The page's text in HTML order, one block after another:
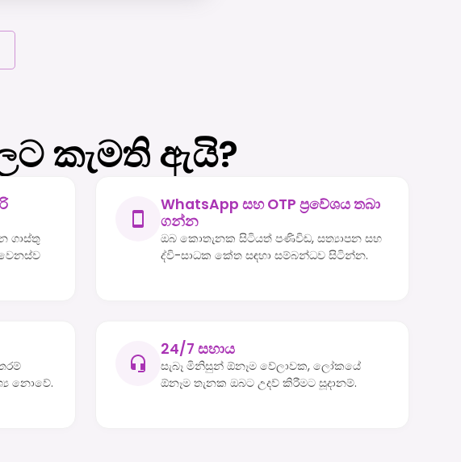
කැමති ඇයි?
ගාස්තු
WhatsApp සහ OTP ප්‍රවේශය තබා
ගන්න
ඔබ කොතැනක සිටියත් පණිවිඩ, සත්‍යාපන සහ
ද්වි-සාධක කේත සඳහා සම්බන්ධව සිටින්න.
නොවේ.
24/7 සහාය
සැබෑ මිනිසුන් ඕනෑම වේලාවක, ලෝකයේ
ඕනෑම තැනක ඔබට උදව් කිරීමට සූදානම්.